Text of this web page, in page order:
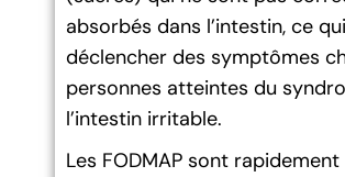
absorbés dans l’intestin, ce
déclencher des symptômes
personnes atteintes du
l’intestin irritable.
Les FODMAP sont rapidement